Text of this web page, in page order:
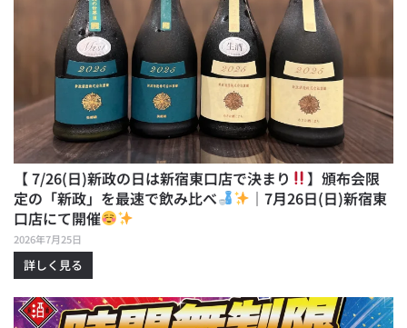
【 7/26(日)新政の日は新宿東口店で決まり
】頒布会限
定の「新政」を最速で飲み比べ
｜7月26日(日)新宿東
口店にて開催
2026年7月25日
詳しく見る